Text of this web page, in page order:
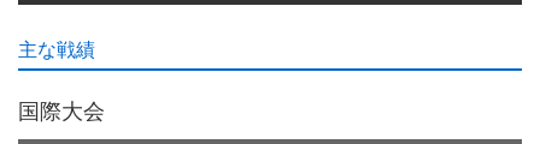
主な戦績
国際大会